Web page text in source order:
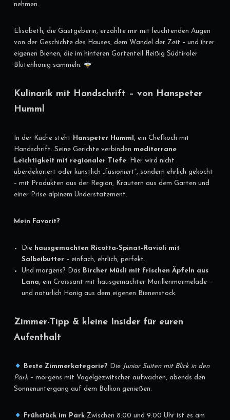
nehmen.
Elisabeth, die Gastgeberin, erzählte mir mit leuchtenden Augen
von der Geschichte des Hauses, dem Wandel der Zeit – und ihrer
eigenen Bienen, die im hinteren Gartenteil fleißig Südtiroler
Blütenhonig sammeln.
Kulinarik mit Handschrift – von Hanspeter
Humml
In der Küche steht Hanspeter Humml , ein Chefkoch mit
Handschrift. Seine Gerichte verbinden mediterrane
Leichtigkeit mit regionaler Tiefe. Hier wird nicht
überdekoriert oder künstlich „fusioniert“, sondern ehrlich gekocht
– mit Produkten aus der Region, Kräutern aus dem Garten und
einer Prise alpinem Understatement.
Mein Favorit?
Die hausgemachten Ricotta-Spinat-Ravioli mit
Salbeibutter – einfach, ehrlich, perfekt.
Und morgens? Das
Bircher Müsli mit frischen Äpfeln aus
Lana, ein Croissant mit hausgemachter Marillenmarmelade –
und natürlich Honig aus dem eigenen Bienenstock.
Zimmer-Tipp & kleine Insider für euren
Aufenthalt
Beste Zimmerkategorie? Die Junior Suiten mit Blick in den
Park– morgens mit Vogelgezwitscher aufwachen, abends den
Sonnenuntergang auf dem Balkon genießen.
Frühstück im Park Zwischen 8:00 und 9:00 Uhr ist es am